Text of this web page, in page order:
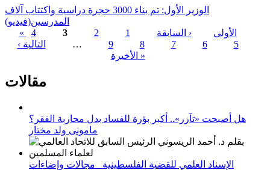
الوزير الأول: تم بناء 3000 حجرة دراسية واكتتاب آلاف
المدرسين(فيديو)
الصفحات
« الأولى ‹ السابقة 1
2
3
4
5
6
7
8
9
…
التالية ›
الأخيرة »
مقالات
هل أصبحت «تآزر».. أكبر بؤرة للفساد بدل محاربة الفقر؟
مامونى ولد مختار
الإسناد العلمي للقضية الفلسطينية_ مجالات وإضاءات